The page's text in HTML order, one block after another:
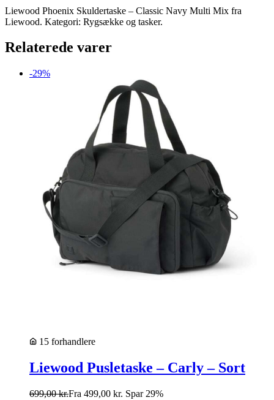
Liewood Phoenix Skuldertaske – Classic Navy Multi Mix fra
Liewood. Kategori: Rygsække og tasker.
Relaterede varer
-29%
15 forhandlere
Liewood Pusletaske – Carly – Sort
699,00kr.Fra 499,00 kr. Spar 29%